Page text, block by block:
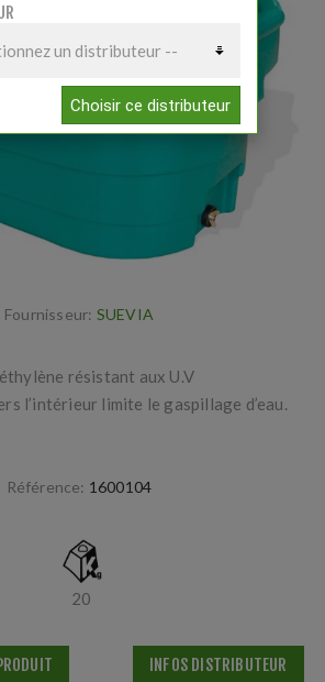
Fournisseur: SUEVIA
résistant aux U.V
l’intérieur limite le gaspillage d’eau.
Référence: 1600104
20
INFOS DISTRIBUTEUR
Choisir ce distributeur